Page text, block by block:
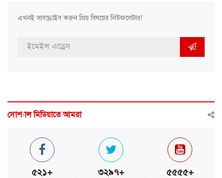
এখনই সাবস্ক্রাইব করুন প্রিয় বিষয়ের নিউজলেটার!
সোশ্যাল মিডিয়াতে আমরা
৫২১+ ৩২৯৭+ ৫৫৫৫+